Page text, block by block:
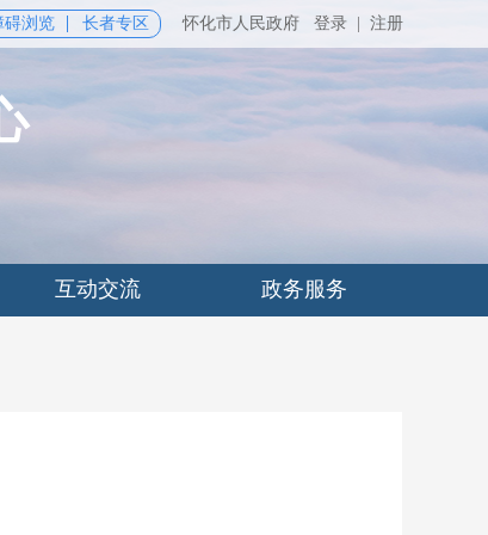
碍浏览 长者专区 怀化市人民政府 登录 注册
互动交流 政务服务